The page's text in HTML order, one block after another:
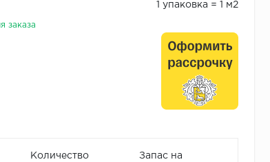
1 упаковка = 1 м2
заказа
Количество
Запас на